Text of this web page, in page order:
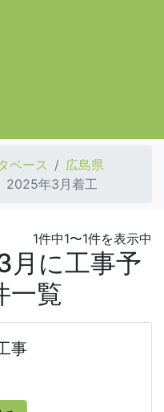
ベース
広島県
2025年3月着工
1件中1〜1件を表示中
に工事予
一覧
事